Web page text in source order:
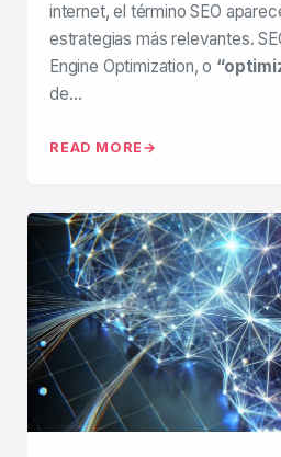
internet, el término SEO
estrategias más relevantes.
Engine Optimization, o
de…
READ MORE